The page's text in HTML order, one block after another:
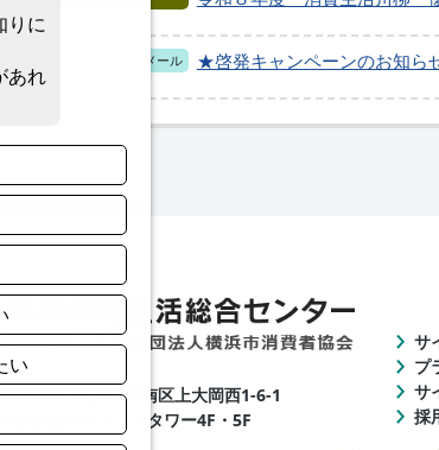
週刊はまのタスケメール ★啓発キャンペーンのお知ら
0002 横浜市港南区上大岡西1-6-1
めおおおかオフィスタワー4F・5F
サ
プ
サ
採